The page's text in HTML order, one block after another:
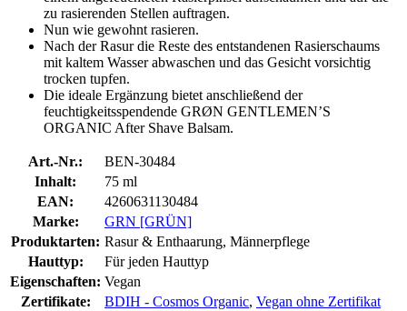
zu rasierenden Stellen auftragen.
Nun wie gewohnt rasieren.
Nach der Rasur die Reste des entstandenen Rasierschaums
mit kaltem Wasser abwaschen und das Gesicht vorsichtig
trocken tupfen.
Die ideale Ergänzung bietet anschließend der
feuchtigkeitsspendende GRØN GENTLEMEN’S
ORGANIC After Shave Balsam.
Art.-Nr.:
BEN-30484
Inhalt:
75 ml
EAN:
4260631130484
Marke:
GRN [GRÜN]
Produktarten: Rasur & Enthaarung, Männerpflege
Hauttyp:
Für jeden Hauttyp
Eigenschaften: Vegan
Zertifikate:
BDIH - Cosmos Organic, Vegan ohne Zertifikat